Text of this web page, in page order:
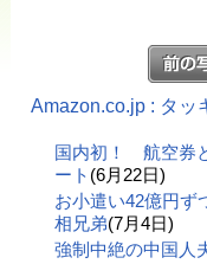
Amazon.co.jp : タッ
国内初！ 航空券
ート (6月22日)
お小遣い42億円
相兄弟(7月4日)
強制中絶の中国人